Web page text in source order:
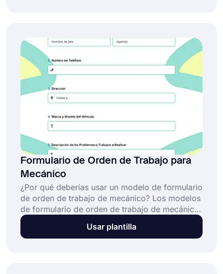
Formulario de Orden de Trabajo para
Mecánico
¿Por qué deberías usar un modelo de formulario
de orden de trabajo de mecánico? Los modelos
de formulario de orden de trabajo de mecánico
son simplemente formularios que ayudan a
recopilar información relacionada con el pedido
Usar plantilla